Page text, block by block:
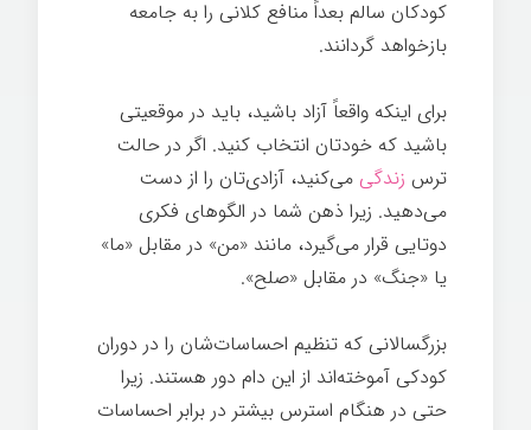
کودکان سالم بعداً منافع کلانی را به جامعه
بازخواهد گردانند.
برای اینکه واقعاً آزاد باشید، باید در موقعیتی
باشید که خودتان انتخاب کنید. اگر در حالت
ترس زندگی می‌کنید، آزادی‌تان را از دست
می‌دهید. زیرا ذهن شما در الگوهای فکری
دوتایی قرار می‌گیرد، مانند «من» در مقابل «ما»
یا «جنگ» در مقابل «صلح».
بزرگسالانی که تنظیم احساسات‌شان را در دوران
کودکی آموخته‌اند از این دام دور هستند. زیرا
حتی در هنگام استرس بیشتر در برابر احساسات